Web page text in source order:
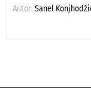
Autor: Sanel